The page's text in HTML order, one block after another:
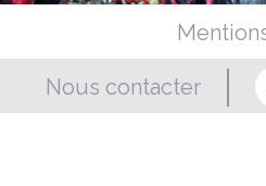
Nous contacter